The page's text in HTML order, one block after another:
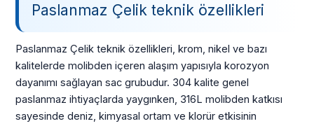
Paslanmaz Çelik teknik özellikleri
Paslanmaz Çelik teknik özellikleri, krom, nikel ve bazı
kalitelerde molibden içeren alaşım yapısıyla korozyon
dayanımı sağlayan sac grubudur. 304 kalite genel
paslanmaz ihtiyaçlarda yaygınken, 316L molibden katkısı
sayesinde deniz, kimyasal ortam ve klorür etkisinin